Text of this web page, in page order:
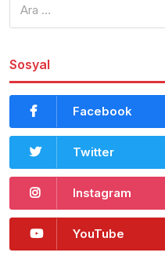
Sosyal
Facebook
Twitter
Instagram
YouTube